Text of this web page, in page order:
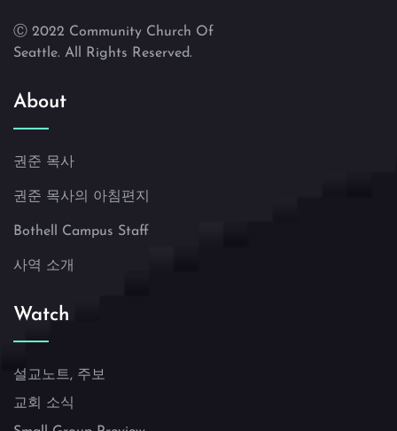
Ⓒ 2022 Community Church Of
Seattle. All Rights Reserved.
About
권준 목사
권준 목사의 아침편지
Bothell Campus Staff
사역 소개
Watch
설교노트, 주보
교회 소식